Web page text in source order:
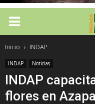
Inicio INDAP
INDAP Noticias
INDAP
flores en Azapa